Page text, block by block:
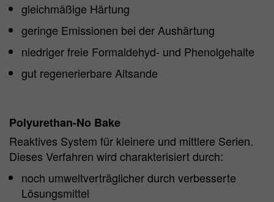
gleichmäßige Härtung
geringe Emissionen bei der Aushärtung
niedriger freie Formaldehyd- und Phenolgehalte
gut regenerierbare Altsande
Polyurethan-No Bake
Reaktives System für kleinere und mittlere Serien.
Dieses Verfahren wird charakterisiert durch:
noch umweltverträglicher durch verbesserte
Lösungsmittel